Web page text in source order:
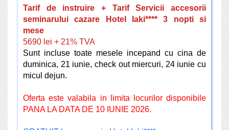
Tarif de instruire + Tarif Servicii accesorii
seminarului cazare Hotel Iaki**** 3 nopti si
mese
5690 lei + 21% TVA
Sunt incluse toate mesele incepand cu cina de
duminica, 21 iunie, check out miercuri, 24 iunie cu
micul dejun.
Oferta este valabila in limita locurilor disponibile
PANA LA DATA DE 10 IUNIE 2026.